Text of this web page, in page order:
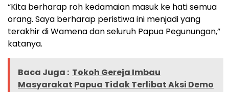
“Kita berharap roh kedamaian masuk ke hati semua
orang. Saya berharap peristiwa ini menjadi yang
terakhir di Wamena dan seluruh Papua Pegunungan,”
katanya.
Baca Juga : Tokoh Gereja Imbau
Masyarakat Papua Tidak Terlibat Aksi Demo